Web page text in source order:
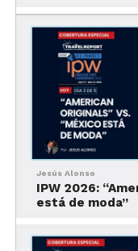
Jesús Alonso
IPW 2026:
está de moda”